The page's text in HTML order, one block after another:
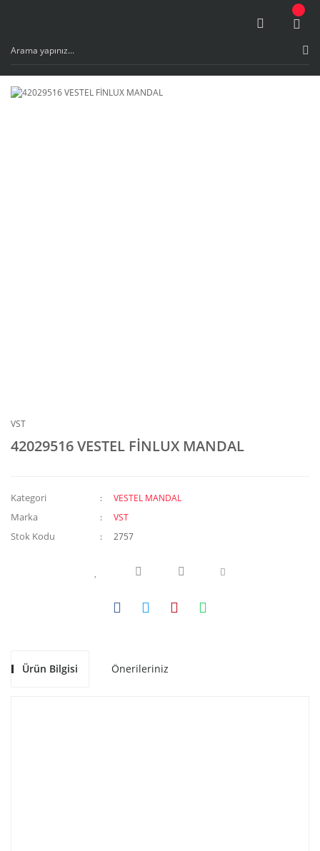
VST
42029516 VESTEL FİNLUX MANDAL
Kategori VESTEL MANDAL
Marka VST
Stok Kodu 2757
Ürün Bilgisi Önerileriniz